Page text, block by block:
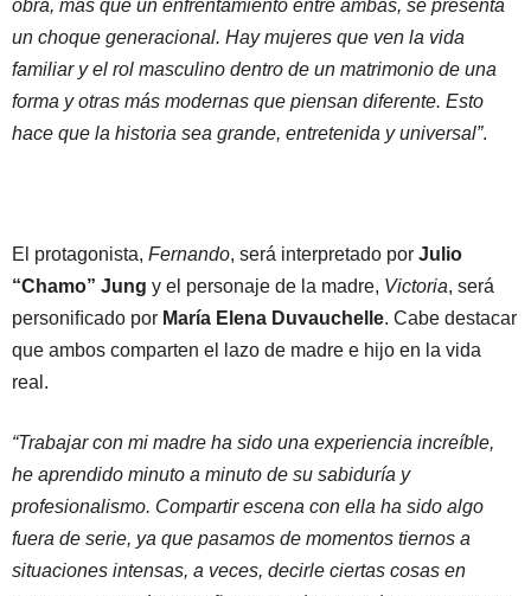
obra, más que un enfrentamiento entre ambas, se presenta
un choque generacional. Hay mujeres que ven la vida
familiar y el rol masculino dentro de un matrimonio de una
forma y otras más modernas que piensan diferente. Esto
hace que la historia sea grande, entretenida y universal”.
El protagonista, Fernando, será interpretado por Julio
“Chamo” Jung y el personaje de la madre, Victoria, será
personiﬁcado por María Elena Duvauchelle. Cabe destacar
que ambos comparten el lazo de madre e hijo en la vida
real.
“Trabajar con mi madre ha sido una experiencia increíble,
he aprendido minuto a minuto de su sabiduría y
profesionalismo. Compartir escena con ella ha sido algo
fuera de serie, ya que pasamos de momentos tiernos a
situaciones intensas, a veces, decirle ciertas cosas en